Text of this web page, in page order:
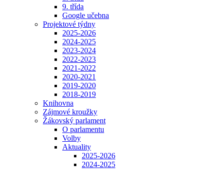
9. třída
Google učebna
Projektové týdny
2025-2026
2024-2025
2023-2024
2022-2023
2021-2022
2020-2021
2019-2020
2018-2019
Knihovna
Zájmové kroužky
Žákovský parlament
O parlamentu
Volby
Aktuality
2025-2026
2024-2025